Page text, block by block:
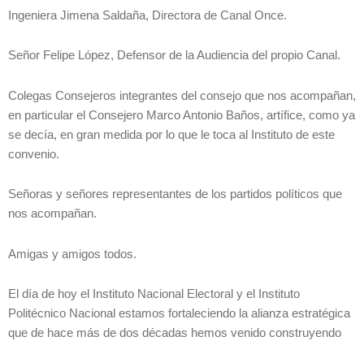
Ingeniera Jimena Saldaña, Directora de Canal Once.
Señor Felipe López, Defensor de la Audiencia del propio Canal.
Colegas Consejeros integrantes del consejo que nos acompañan,
en particular el Consejero Marco Antonio Baños, artífice, como ya
se decía, en gran medida por lo que le toca al Instituto de este
convenio.
Señoras y señores representantes de los partidos políticos que
nos acompañan.
Amigas y amigos todos.
El día de hoy el Instituto Nacional Electoral y el Instituto
Politécnico Nacional estamos fortaleciendo la alianza estratégica
que de hace más de dos décadas hemos venido construyendo